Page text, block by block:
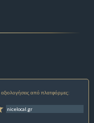
από πλατφόρμες:
nicelocal.gr